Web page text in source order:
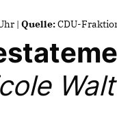
| Quelle:CDU-